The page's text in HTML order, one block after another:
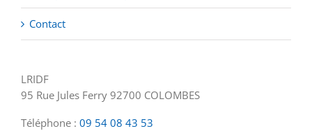
Contact
LRIDF
95 Rue Jules Ferry 92700 COLOMBES
Téléphone : 09 54 08 43 53